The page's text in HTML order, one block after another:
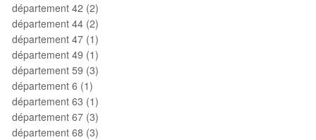
département 42 (2)
département 44 (2)
département 47 (1)
département 49 (1)
département 59 (3)
département 6 (1)
département 63 (1)
département 67 (3)
département 68 (3)